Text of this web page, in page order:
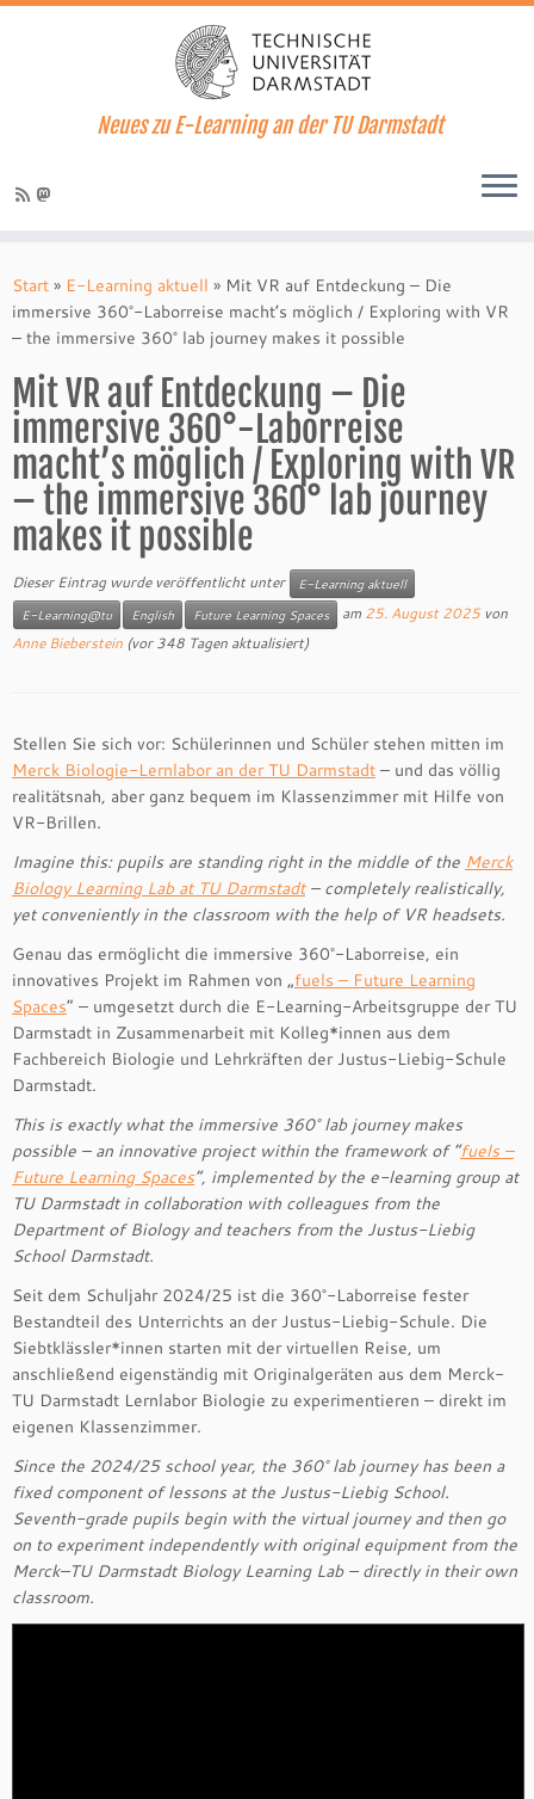
Inhalt
springen
Neues zu E-Learning an der TU Darmstadt
Start » E-Learning aktuell » Mit VR auf Entdeckung – Die
immersive 360°-Laborreise macht’s möglich / Exploring with VR
– the immersive 360° lab journey makes it possible
Mit VR auf Entdeckung – Die
immersive 360°-Laborreise
macht’s möglich / Exploring with VR
– the immersive 360° lab journey
makes it possible
Dieser Eintrag wurde veröffentlicht unter
E-Learning aktuell
E-Learning@tu
English Future Learning Spaces am 25. August 2025 von
Anne Bieberstein (vor 348 Tagen aktualisiert)
Stellen Sie sich vor: Schülerinnen und Schüler stehen mitten im
Merck Biologie-Lernlabor an der TU Darmstadt – und das völlig
realitätsnah, aber ganz bequem im Klassenzimmer mit Hilfe von
VR-Brillen.
Imagine this: pupils are standing right in the middle of the Merck
Biology Learning Lab at TU Darmstadt– completely realistically,
yet conveniently in the classroom with the help of VR headsets.
Genau das ermöglicht die immersive 360°-Laborreise, ein
innovatives Projekt im Rahmen von „fuels – Future Learning
Spaces“ – umgesetzt durch die E-Learning-Arbeitsgruppe der TU
Darmstadt in Zusammenarbeit mit Kolleg*innen aus dem
Fachbereich Biologie und Lehrkräften der Justus-Liebig-Schule
Darmstadt.
This is exactly what the immersive 360° lab journey makes
possible – an innovative project within the framework of “fuels –
Future Learning Spaces”, implemented by the e-learning group at
TU Darmstadt in collaboration with colleagues from the
Department of Biology and teachers from the Justus-Liebig
School Darmstadt.
Seit dem Schuljahr 2024/25 ist die 360°-Laborreise fester
Bestandteil des Unterrichts an der Justus-Liebig-Schule. Die
Siebtklässler*innen starten mit der virtuellen Reise, um
anschließend eigenständig mit Originalgeräten aus dem Merck-
TU Darmstadt Lernlabor Biologie zu experimentieren – direkt im
eigenen Klassenzimmer.
Since the 2024/25 school year, the 360° lab journey has been a
fixed component of lessons at the Justus-Liebig School.
Seventh-grade pupils begin with the virtual journey and then go
on to experiment independently with original equipment from the
Merck–TU Darmstadt Biology Learning Lab – directly in their own
classroom.